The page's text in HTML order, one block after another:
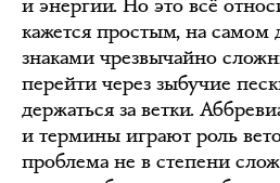
и энергии. Но это всё
кажется простым, на самом
знаками чрезвычайно
перейти через зыбучие
держаться за ветки.
и термины играют роль
проблема не в степени